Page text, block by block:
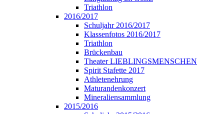
Triathlon
2016/2017
Schuljahr 2016/2017
Klassenfotos 2016/2017
Triathlon
Brückenbau
Theater LIEBLINGSMENSCHEN
Spirit Stafette 2017
Athletenehrung
Maturandenkonzert
Mineraliensammlung
2015/2016